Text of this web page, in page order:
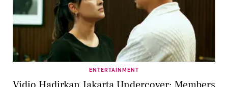
ENTERTAINMENT